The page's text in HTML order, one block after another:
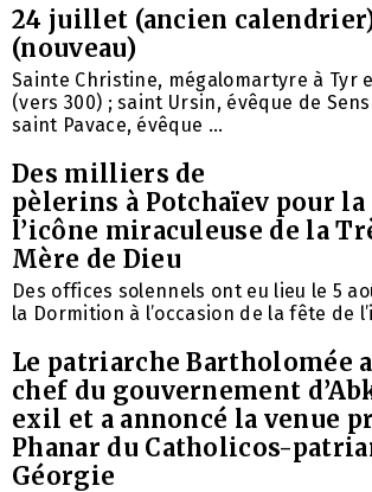
24 juillet (ancien
(nouveau)
Sainte Christine, mégalomartyre à Tyr
(vers 300) ; saint Ursin, évêque de
saint Pavace, évêque ...
Des milliers de
pèlerins à Potchaïev pour la
l’icône miraculeuse de la
Mère de Dieu
Des offices solennels ont eu lieu le 5
la Dormition à l’occasion de la fête de
Le patriarche Bartholomée
chef du gouvernement
exil et a annoncé la venue
Phanar du Catholicos-
Géorgie